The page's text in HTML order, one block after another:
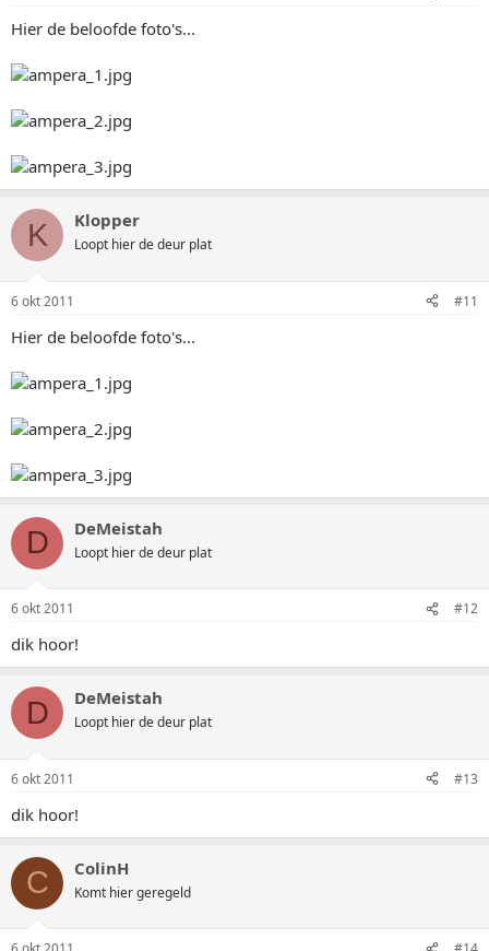
Hier de beloofde foto's...
K Klopper
Loopt hier de deur plat
6 okt 2011 #11
Hier de beloofde foto's...
D DeMeistah
Loopt hier de deur plat
6 okt 2011 #12
dik hoor!
D DeMeistah
Loopt hier de deur plat
6 okt 2011 #13
dik hoor!
C ColinH
Komt hier geregeld